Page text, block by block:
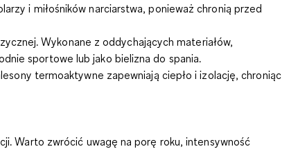
i miłośników narciarstwa, ponieważ chronią przed
Wykonane z oddychających materiałów,
sportowe lub jako bielizna do spania.
termoaktywne zapewniają ciepło i izolację, chroniąc
Warto zwrócić uwagę na porę roku, intensywność